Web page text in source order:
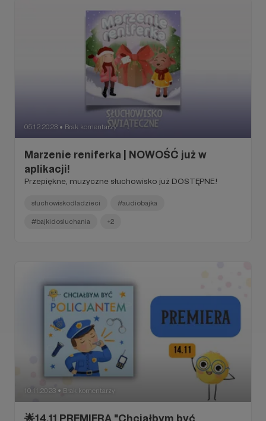
05.12.2023 ● Brak komentarzy
Marzenie reniferka | NOWOŚĆ już w
aplikacji!
Przepiękne, muzyczne słuchowisko już DOSTĘPNE!
słuchowiskodladzieci #audiobajka
#bajkidosluchania +2
10.11.2023 ● Brak komentarzy
🌟14.11 PREMIERA "Chciałbym być